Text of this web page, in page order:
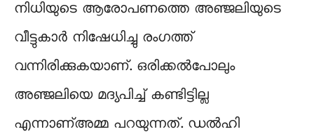
നിധിയുടെ ആരോപണത്തെ അഞ്ജലിയുടെ
വീട്ടുകാർ നിഷേധിച്ചു രംഗത്ത്
വന്നിരിക്കുകയാണ്. ഒരിക്കൽപോലും
അഞ്ജലിയെ മദ്യപിച്ച് കണ്ടിട്ടില്ല
എന്നാണ്അമ്മ പറയുന്നത്. ഡൽഹി